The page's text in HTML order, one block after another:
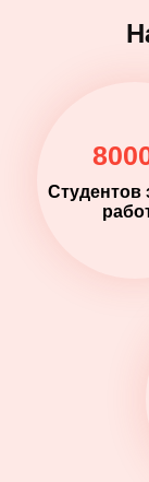
Студентов